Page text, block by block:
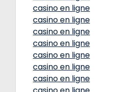
casino en ligne
casino en ligne
casino en ligne
casino en ligne
casino en ligne
casino en ligne
casino en ligne